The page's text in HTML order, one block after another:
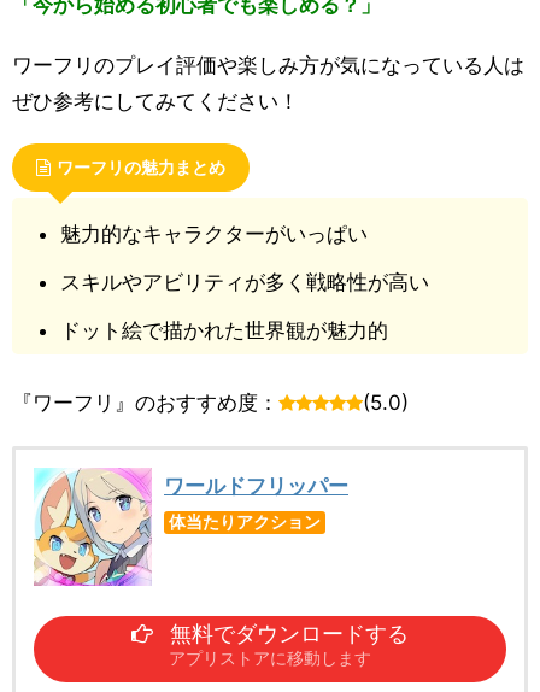
ワーフリのプレイ評価や楽しみ方が気になっている人は
ぜひ参考にしてみてください！
ワーフリの魅力まとめ
魅力的なキャラクターがいっぱい
スキルやアビリティが多く戦略性が高い
ドット絵で描かれた世界観が魅力的
『ワーフリ』のおすすめ度： (5.0)
ワールドフリッパー
体当たりアクション
無料でダウンロードする
アプリストアに移動します